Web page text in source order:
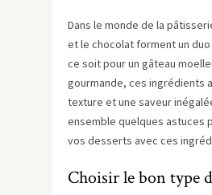
Dans le monde de la
et le chocolat forment un
ce soit pour un gâteau
gourmande, ces ingrédients
texture et une saveur
ensemble quelques astuces
vos desserts avec ces
Choisir le bon type